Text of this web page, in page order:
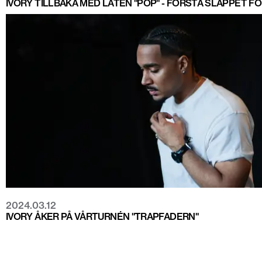
IVORY TILLBAKA MED LÅTEN "POP" - FÖRSTA SLÄPPET
2024.03.12
IVORY ÅKER PÅ VÅRTURNÉN "TRAPFADERN"